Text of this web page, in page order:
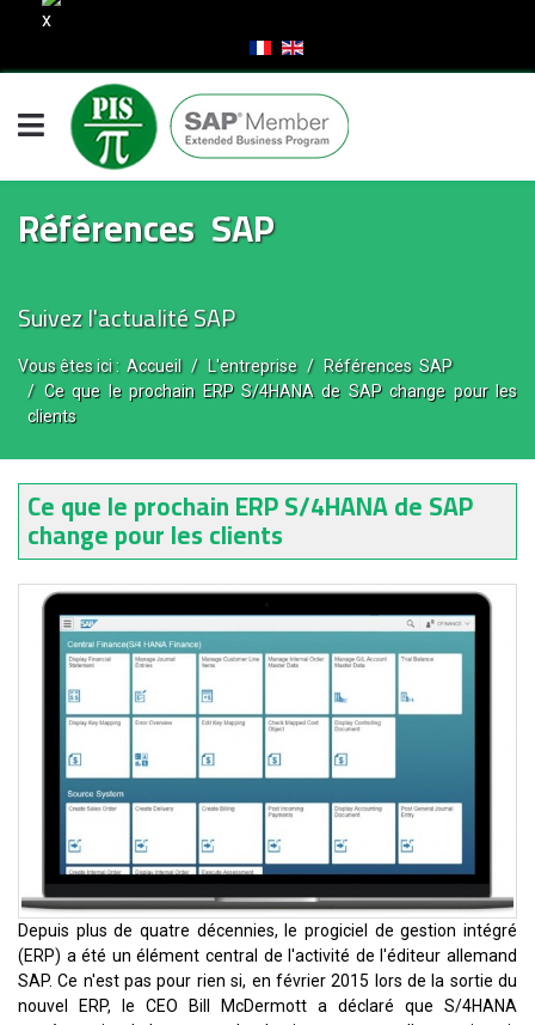
Références SAP
Suivez l'actualité SAP
Vous êtes ici : Accueil L'entreprise
Références SAP
Ce que le prochain ERP S/4HANA de SAP change pour les
clients
Ce que le prochain ERP S/4HANA de SAP
change pour les clients
Depuis plus de quatre décennies, le progiciel de gestion intégré
(ERP) a été un élément central de l'activité de l'éditeur allemand
SAP. Ce n'est pas pour rien si, en février 2015 lors de la sortie du
nouvel ERP, le CEO Bill McDermott a déclaré que S/4HANA